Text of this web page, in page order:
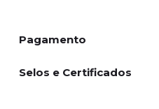
Pagamento
Selos e Certificados